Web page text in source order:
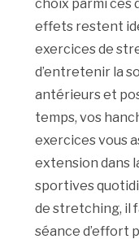
choix parmi ces
effets restent
exercices de
d’entretenir la
antérieurs et
temps, vos
exercices vous
extension dans
sportives
de stretching, il
séance d’effort